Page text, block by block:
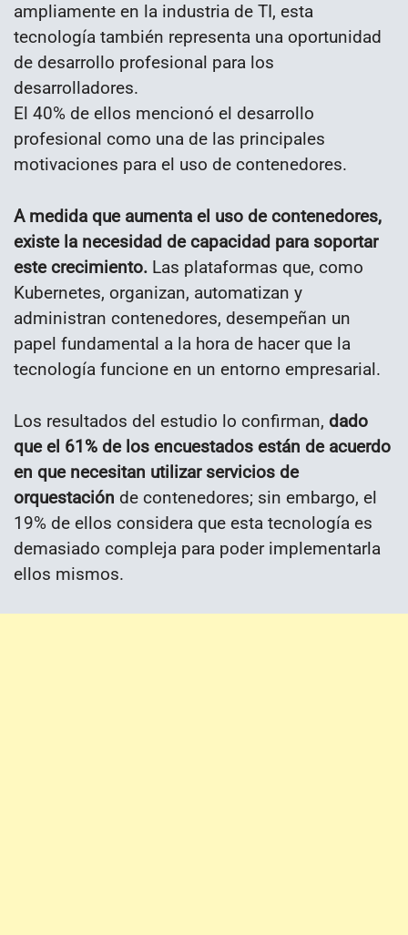
ampliamente en la industria de TI, esta
tecnología también representa una oportunidad
de desarrollo profesional para los
desarrolladores.
El 40% de ellos mencionó el desarrollo
profesional como una de las principales
motivaciones para el uso de contenedores.
A medida que aumenta el uso de contenedores,
existe la necesidad de capacidad para soportar
este crecimiento. Las plataformas que, como
Kubernetes, organizan, automatizan y
administran contenedores, desempeñan un
papel fundamental a la hora de hacer que la
tecnología funcione en un entorno empresarial.
Los resultados del estudio lo confirman, dado
que el 61% de los encuestados están de acuerdo
en que necesitan utilizar servicios de
orquestación de contenedores; sin embargo, el
19% de ellos considera que esta tecnología es
demasiado compleja para poder implementarla
ellos mismos.